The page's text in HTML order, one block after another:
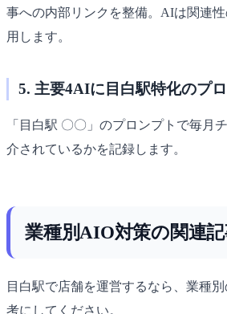
事への内部リンクを整備。AIは関連性
用します。
5. 主要4AIに目白駅特化のプ
「目白駅 〇〇」のプロンプトで毎月
介されているかを記録します。
業種別AIO対策の関連
目白駅で店舗を運営するなら、業種
考にしてください。